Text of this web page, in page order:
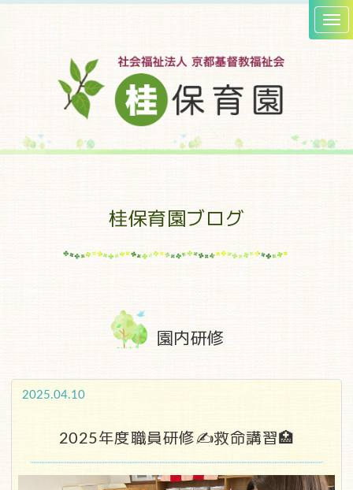
桂保育園ブログ
園内研修
2025.04.10
2025年度職員研修✍救命講習🏥